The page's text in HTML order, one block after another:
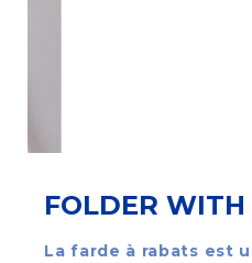
FOLDER WITH
La farde à rabats est